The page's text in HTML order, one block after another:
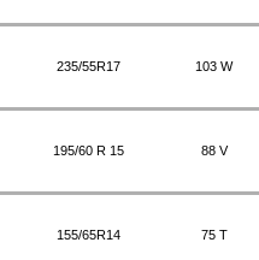
235/55R17 103 W
195/60 R 15 88 V
155/65R14 75 T